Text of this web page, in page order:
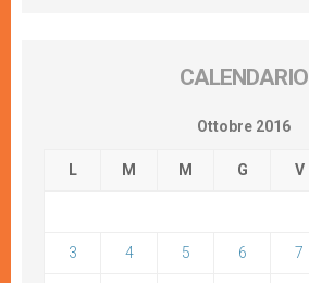
CALENDARIO
Ottobre 2016
L M M G V
3 4 5 6 7